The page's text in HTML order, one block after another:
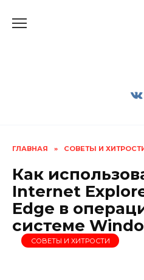
ГЛАВНАЯ » СОВЕТЫ И
Как
Internet
Edge в
системе
СОВЕТЫ И ХИТРОСТИ